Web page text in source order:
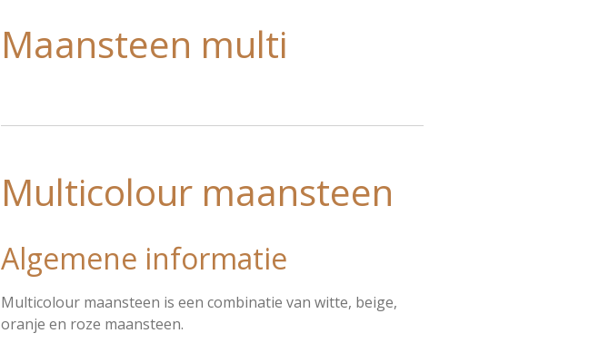
Maansteen multi
Multicolour maansteen
Algemene informatie
Multicolour maansteen is een combinatie van witte, beige,
oranje en roze maansteen.